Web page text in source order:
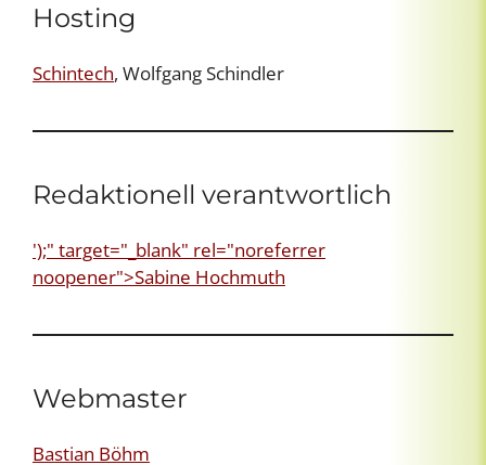
Hosting
Schintech, Wolfgang Schindler
Redaktionell verantwortlich
');" target="_blank" rel="noreferrer
noopener">Sabine Hochmuth
Webmaster
Bastian Böhm